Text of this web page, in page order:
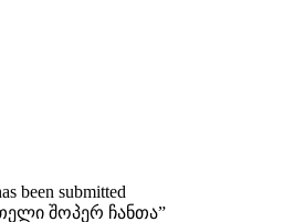
been submitted
შოპერ ჩანთა”